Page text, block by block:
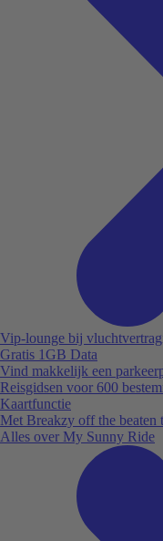
Vip-lounge bij
Gratis 1GB Data
Vind makkelijk een
Reisgidsen voor 600
Kaartfunctie
Met Breakzy off the beaten
Alles over My Sunny Ride